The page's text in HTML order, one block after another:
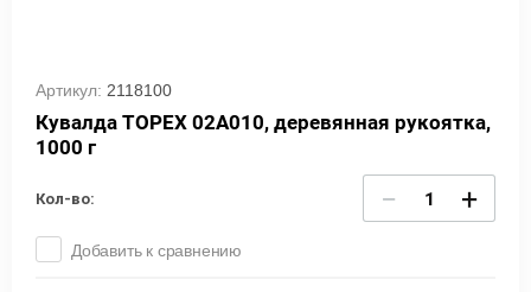
Артикул: 2118100
Кувалда TOPEX 02A010, деревянная рукоятка,
1000 г
Кол-во: − +
Добавить к сравнению